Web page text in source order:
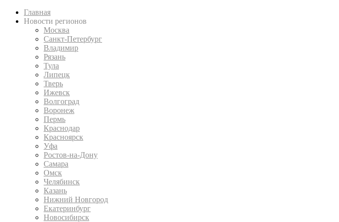
Главная
Новости регионов
Москва
Санкт-Петербург
Владимир
Рязань
Тула
Липецк
Тверь
Ижевск
Волгоград
Воронеж
Пермь
Краснодар
Красноярск
Уфа
Ростов-на-Дону
Самара
Омск
Челябинск
Казань
Нижний Новгород
Екатеринбург
Новосибирск